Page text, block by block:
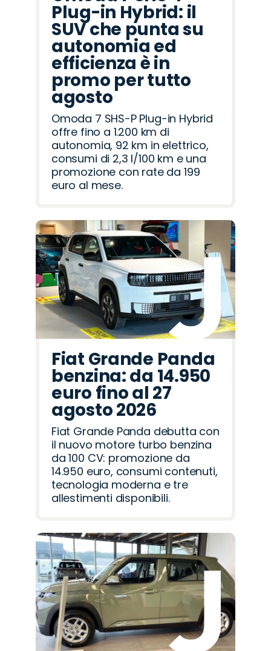
Plug-in Hybrid: il
SUV che punta su
autonomia ed
efficienza è in
promo per tutto
agosto
Omoda 7 SHS-P Plug-in Hybrid
offre fino a 1.200 km di
autonomia, 92 km in elettrico,
consumi di 2,3 l/100 km e una
promozione con rate da 199
euro al mese.
Fiat Grande Panda
benzina: da 14.950
euro fino al 27
agosto 2026
Fiat Grande Panda debutta con
il nuovo motore turbo benzina
da 100 CV: promozione da
14.950 euro, consumi contenuti,
tecnologia moderna e tre
allestimenti disponibili.